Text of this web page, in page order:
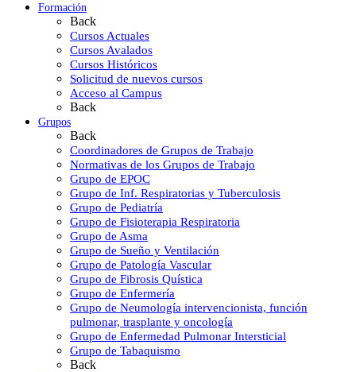
Formación
Back
Cursos Actuales
Cursos Avalados
Cursos Históricos
Solicitud de nuevos cursos
Acceso al Campus
Back
Grupos
Back
Coordinadores de Grupos de Trabajo
Normativas de los Grupos de Trabajo
Grupo de EPOC
Grupo de Inf. Respiratorias y Tuberculosis
Grupo de Pediatría
Grupo de Fisioterapia Respiratoria
Grupo de Asma
Grupo de Sueño y Ventilación
Grupo de Patología Vascular
Grupo de Fibrosis Quística
Grupo de Enfermería
Grupo de Neumología intervencionista, función
pulmonar, trasplante y oncología
Grupo de Enfermedad Pulmonar Intersticial
Grupo de Tabaquismo
Back